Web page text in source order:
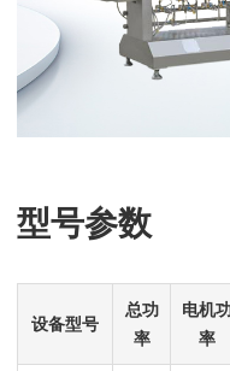
型号参数
设备型号
总功
率
电机
率